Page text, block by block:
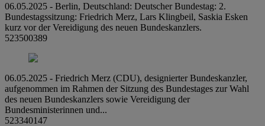
06.05.2025 - Berlin, Deutschland: Deutscher Bundestag: 2.
Bundestagssitzung: Friedrich Merz, Lars Klingbeil, Saskia Esken
kurz vor der Vereidigung des neuen Bundeskanzlers.
523500389
06.05.2025 - Friedrich Merz (CDU), designierter Bundeskanzler,
aufgenommen im Rahmen der Sitzung des Bundestages zur Wahl
des neuen Bundeskanzlers sowie Vereidigung der
Bundesministerinnen und...
523340147